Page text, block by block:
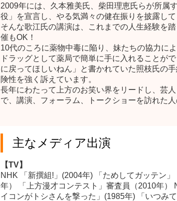
2009年には、久本雅美氏、柴田理恵氏らが所属
役」を宣言し、やる気満々の健在振りを披露して
そんな歌江氏の講演は、これまでの人生経験を
催もOK！
10代のころに薬物中毒に陥り、妹たちの協力に
ドラッグとして薬局で簡単に手に入れることが
に戻ってほしいねん」と書かれていた照枝氏の
険性を強く訴えています。
長年にわたって上方のお笑い界をリードし、芸
で、講演、フォーラム、トークショーを訪れた
主なメディア出演
【TV】
NHK 「新撰組!」(2004年) 「ためしてガッテン
年） 「上方漫才コンテスト」審査員（2010年
イコンがトシさんを撃った」(1985年) 「いつみ